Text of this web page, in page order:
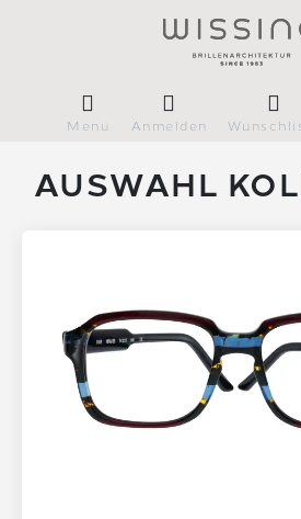
Menü Anmelden
AUSWAHL